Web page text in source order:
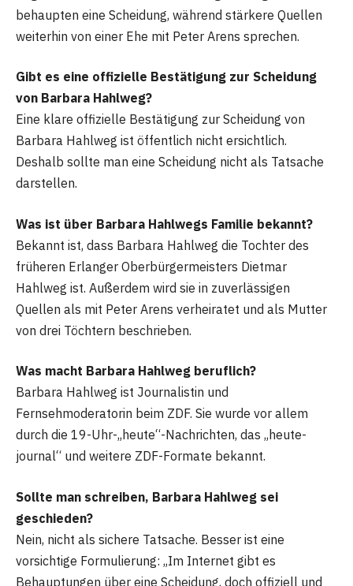
behaupten eine Scheidung, während stärkere Quellen
weiterhin von einer Ehe mit Peter Arens sprechen.
Gibt es eine offizielle Bestätigung zur Scheidung
von Barbara Hahlweg?
Eine klare offizielle Bestätigung zur Scheidung von
Barbara Hahlweg ist öffentlich nicht ersichtlich.
Deshalb sollte man eine Scheidung nicht als Tatsache
darstellen.
Was ist über Barbara Hahlwegs Familie bekannt?
Bekannt ist, dass Barbara Hahlweg die Tochter des
früheren Erlanger Oberbürgermeisters Dietmar
Hahlweg ist. Außerdem wird sie in zuverlässigen
Quellen als mit Peter Arens verheiratet und als Mutter
von drei Töchtern beschrieben.
Was macht Barbara Hahlweg beruflich?
Barbara Hahlweg ist Journalistin und
Fernsehmoderatorin beim ZDF. Sie wurde vor allem
durch die 19-Uhr-„heute“-Nachrichten, das „heute-
journal“ und weitere ZDF-Formate bekannt.
Sollte man schreiben, Barbara Hahlweg sei
geschieden?
Nein, nicht als sichere Tatsache. Besser ist eine
vorsichtige Formulierung: „Im Internet gibt es
Behauptungen über eine Scheidung, doch offiziell und